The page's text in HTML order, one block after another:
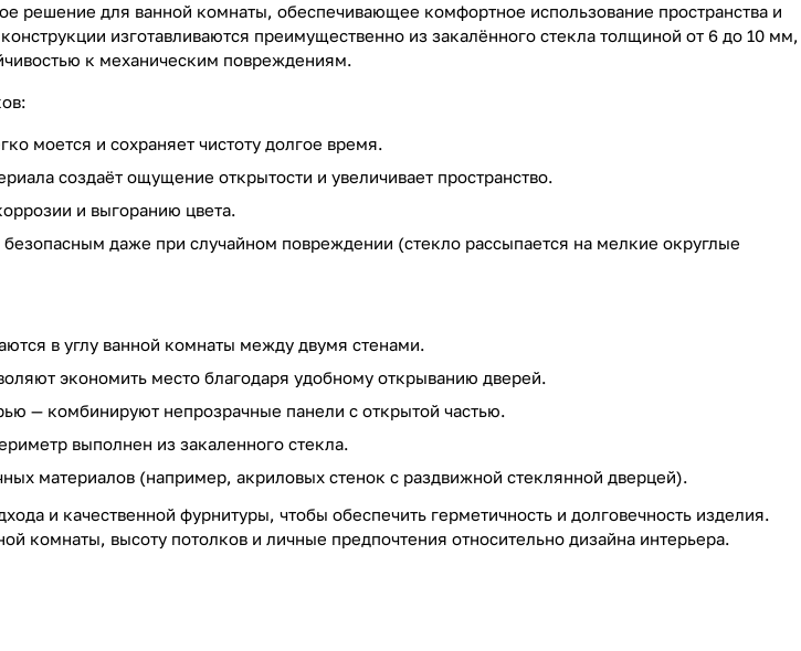
решение для ванной комнаты, обеспечивающее комфортное использование пространства и
изготавливаются преимущественно из закалённого стекла толщиной от 6 до 10 мм,
к механическим повреждениям.
моется и сохраняет чистоту долгое время.
создаёт ощущение открытости и увеличивает пространство.
и выгоранию цвета.
безопасным даже при случайном повреждении (стекло рассыпается на мелкие округлые
в углу ванной комнаты между двумя стенами.
экономить место благодаря удобному открыванию дверей.
— комбинируют непрозрачные панели с открытой частью.
выполнен из закаленного стекла.
материалов (например, акриловых стенок с раздвижной стеклянной дверцей).
и качественной фурнитуры, чтобы обеспечить герметичность и долговечность изделия.
комнаты, высоту потолков и личные предпочтения относительно дизайна интерьера.